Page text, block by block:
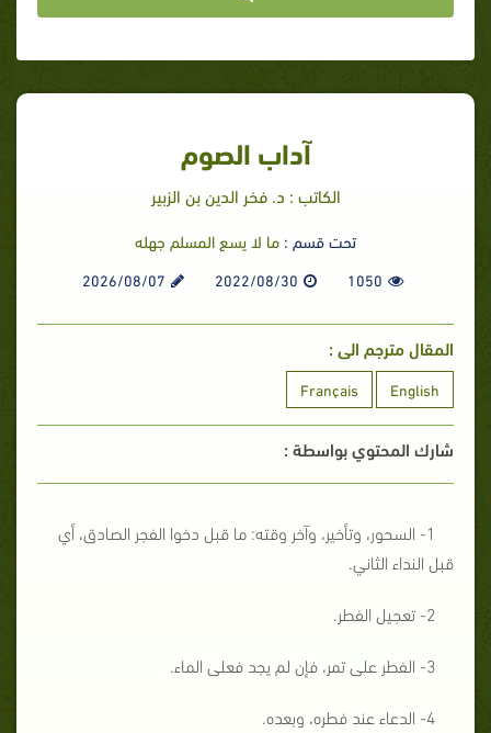
آداب الصوم
الكاتب : د. فخر الدين بن الزبير
تحت قسم : ما لا يسع المسلم جهله
1050
2022/08/30
2026/08/07
المقال مترجم الى :
English
Français
شارك المحتوي بواسطة :
1- السحور، وتأخير، وآخر وقته: ما قبل دخوا الفجر الصادق، أي
قبل النداء الثاني.
2- تعجيل الفطر.
3- الفطر على تمر، فإن لم يجد فعلى الماء.
4- الدعاء عند فطره، وبعده.